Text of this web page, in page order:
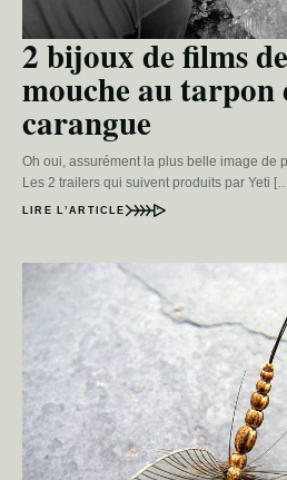
2 bijoux de films
mouche au tarpon
carangue
Oh oui, assurément la plus belle image de
Les 2 trailers qui suivent produits par Yeti
LIRE L’ARTICLE